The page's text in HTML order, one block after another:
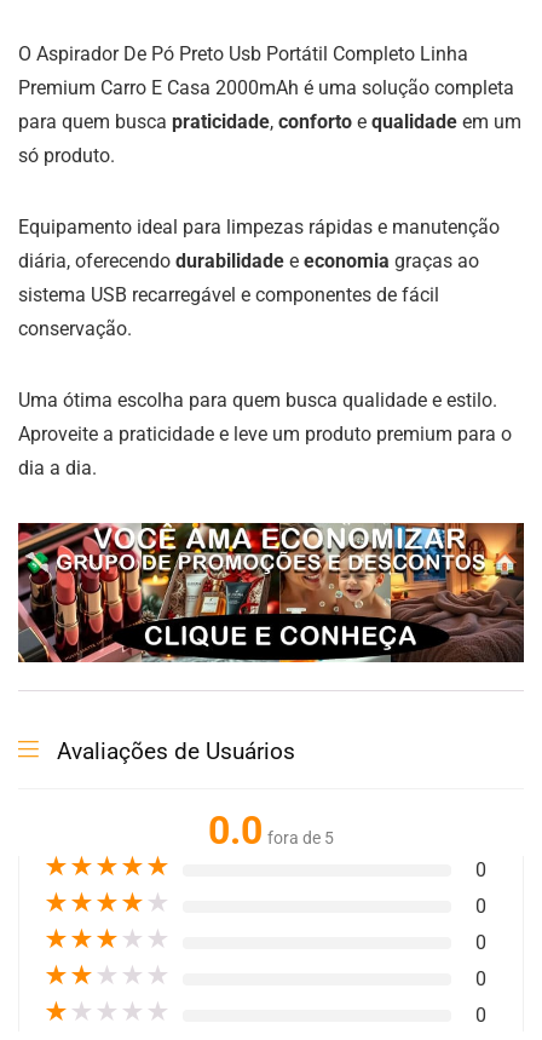
O Aspirador De Pó Preto Usb Portátil Completo Linha
Premium Carro E Casa 2000mAh é uma solução completa
para quem busca praticidade, conforto e qualidade em um
só produto.
Equipamento ideal para limpezas rápidas e manutenção
diária, oferecendo durabilidade e economia graças ao
sistema USB recarregável e componentes de fácil
conservação.
Uma ótima escolha para quem busca qualidade e estilo.
Aproveite a praticidade e leve um produto premium para o
dia a dia.
Avaliações de Usuários
0.0 fora de 5
★★★★★ 0
★★★★ ★ 0
★★★ ★ ★ 0
★★ ★ ★ ★ 0
★ ★ ★ ★ ★ 0